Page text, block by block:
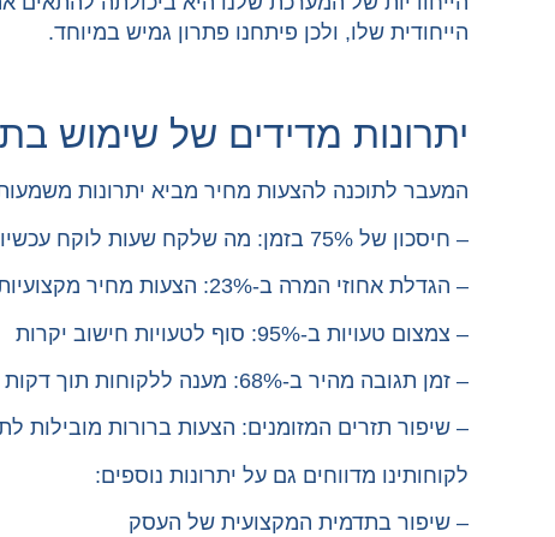
הייחודית שלו, ולכן פיתחנו פתרון גמיש במיוחד.
יתרונות מדידים של שימוש
המעבר לתוכנה להצעות מחיר מביא יתרונות
– חיסכון של 75% בזמן: מה שלקח שעות לוקח עכשיו דקות
– הגדלת אחוזי המרה ב-23%: הצעות מחיר מקצועיות יותר מובילות ליותר עסקאות
– צמצום טעויות ב-95%: סוף לטעויות חישוב יקרות
– זמן תגובה מהיר ב-68%: מענה ללקוחות תוך דקות מרגע הבקשה
– שיפור תזרים המזומנים: הצעות ברורות מובילות
לקוחותינו מדווחים גם על יתרונות נוספים:
– שיפור בתדמית המקצועית של העסק